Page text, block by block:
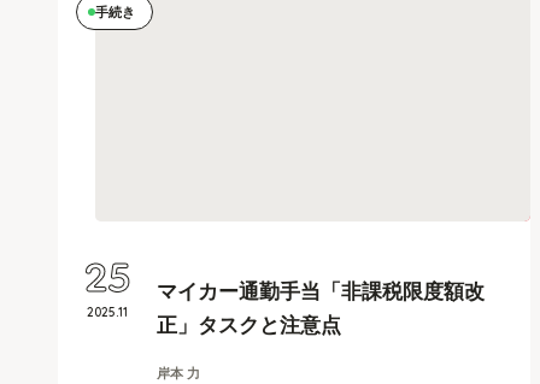
手続き
マイカー通勤手当「非課税限度額改
正」タスクと注意点
岸本 力
2025.11
25